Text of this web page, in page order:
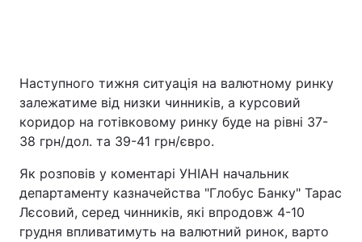
Наступного тижня ситуація на валютному ринку
залежатиме від низки чинників, а курсовий
коридор на готівковому ринку буде на рівні 37-
38 грн/дол. та 39-41 грн/євро.
Як розповів у коментарі УНІАН начальник
департаменту казначейства "Глобус Банку" Тарас
Лєсовий, серед чинників, які впродовж 4-10
грудня впливатимуть на валютний ринок, варто